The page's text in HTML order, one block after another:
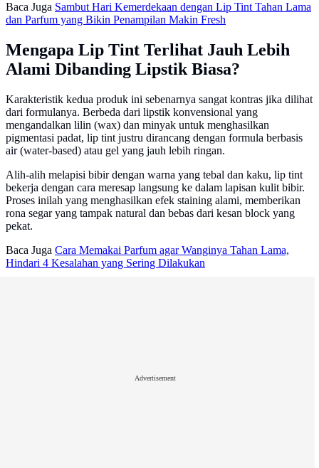
Baca Juga Sambut Hari Kemerdekaan dengan Lip Tint Tahan Lama
dan Parfum yang Bikin Penampilan Makin Fresh
Mengapa Lip Tint Terlihat Jauh Lebih
Alami Dibanding Lipstik Biasa?
Karakteristik kedua produk ini sebenarnya sangat kontras jika dilihat
dari formulanya. Berbeda dari lipstik konvensional yang
mengandalkan lilin (wax) dan minyak untuk menghasilkan
pigmentasi padat, lip tint justru dirancang dengan formula berbasis
air (water-based) atau gel yang jauh lebih ringan.
Alih-alih melapisi bibir dengan warna yang tebal dan kaku, lip tint
bekerja dengan cara meresap langsung ke dalam lapisan kulit bibir.
Proses inilah yang menghasilkan efek staining alami, memberikan
rona segar yang tampak natural dan bebas dari kesan block yang
pekat.
Baca Juga Cara Memakai Parfum agar Wanginya Tahan Lama,
Hindari 4 Kesalahan yang Sering Dilakukan
Advertisement